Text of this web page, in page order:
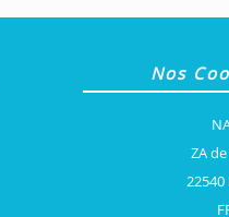
Nos
ZA
22540